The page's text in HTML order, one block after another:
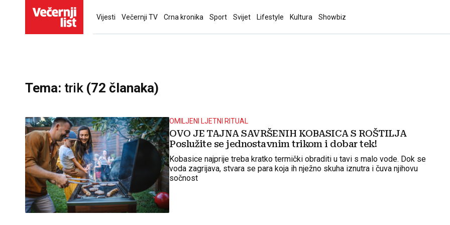
Vijesti Večernji TV Crna kronika Sport Svijet Lifestyle Kultura Showbiz
Tema: trik(72 članaka)
OMILJENI LJETNI RITUAL
OVO JE TAJNA SAVRŠENIH KOBASICA S ROŠTILJA
Poslužite se jednostavnim trikom i dobar tek!
Kobasice najprije treba kratko termički obraditi u tavi s malo vode. Dok se
voda zagrijava, stvara se para koja ih nježno skuha iznutra i čuva njihovu
sočnost